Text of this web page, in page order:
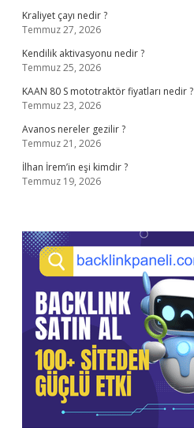
Kraliyet çayı nedir ?
Temmuz 27, 2026
Kendilik aktivasyonu nedir ?
Temmuz 25, 2026
KAAN 80 S mototraktör fiyatları nedir ?
Temmuz 23, 2026
Avanos nereler gezilir ?
Temmuz 21, 2026
İlhan İrem’in eşi kimdir ?
Temmuz 19, 2026